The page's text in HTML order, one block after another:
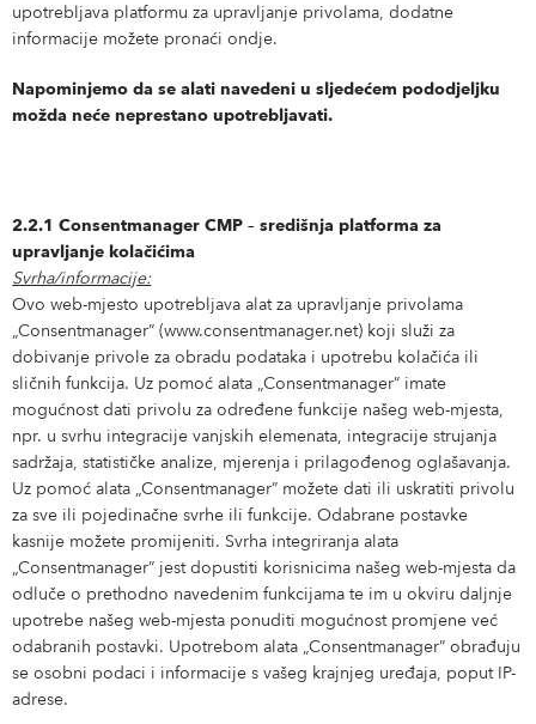
upotrebljava platformu za upravljanje privolama, dodatne
informacije možete pronaći ondje.
Napominjemo da se alati navedeni u sljedećem pododjeljku
možda neće neprestano upotrebljavati.
2.2.1 Consentmanager CMP – središnja platforma za
upravljanje kolačićima
Svrha/informacije:
Ovo web-mjesto upotrebljava alat za upravljanje privolama
„Consentmanager” (www.consentmanager.net) koji služi za
dobivanje privole za obradu podataka i upotrebu kolačića ili
sličnih funkcija. Uz pomoć alata „Consentmanager” imate
mogućnost dati privolu za određene funkcije našeg web-mjesta,
npr. u svrhu integracije vanjskih elemenata, integracije strujanja
sadržaja, statističke analize, mjerenja i prilagođenog oglašavanja.
Uz pomoć alata „Consentmanager” možete dati ili uskratiti privolu
za sve ili pojedinačne svrhe ili funkcije. Odabrane postavke
kasnije možete promijeniti. Svrha integriranja alata
„Consentmanager” jest dopustiti korisnicima našeg web-mjesta da
odluče o prethodno navedenim funkcijama te im u okviru daljnje
upotrebe našeg web-mjesta ponuditi mogućnost promjene već
odabranih postavki. Upotrebom alata „Consentmanager” obrađuju
se osobni podaci i informacije s vašeg krajnjeg uređaja, poput IP-
adrese.